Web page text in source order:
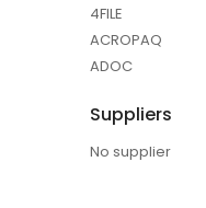
4FILE
ACROPAQ
ADOC
Suppliers
No supplier